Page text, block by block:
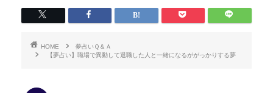
HOME
夢占いＱ＆Ａ
【夢占い】職場で異動して退職した人と一緒になるががっかりする夢